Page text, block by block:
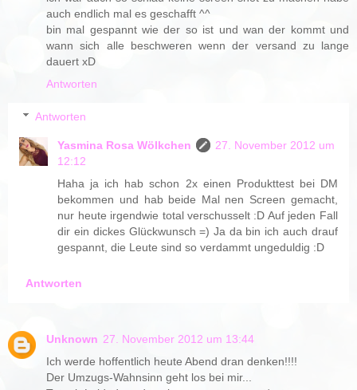
auch endlich mal es geschafft ^^
bin mal gespannt wie der so ist und wan der kommt und
wann sich alle beschweren wenn der versand zu lange
dauert xD
Antworten
Antworten
Yasmina Rosa Wölkchen
27. November 2012 um
12:12
Haha ja ich hab schon 2x einen Produkttest bei DM
bekommen und hab beide Mal nen Screen gemacht,
nur heute irgendwie total verschusselt :D Auf jeden Fall
dir ein dickes Glückwunsch =) Ja da bin ich auch drauf
gespannt, die Leute sind so verdammt ungeduldig :D
Antworten
Unknown 27. November 2012 um 13:44
Ich werde hoffentlich heute Abend dran denken!!!!
Der Umzugs-Wahnsinn geht los bei mir...